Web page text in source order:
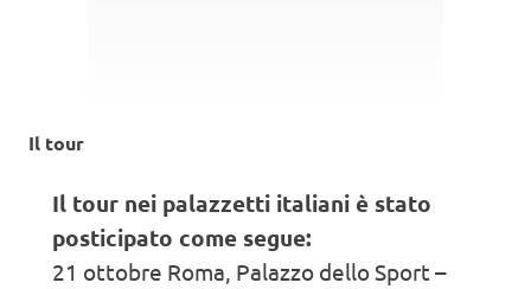
Il tour
Il tour nei palazzetti italiani è stato
posticipato come segue:
21 ottobre Roma, Palazzo dello Sport –